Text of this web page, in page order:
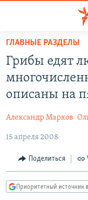
упрощенного
доступа
основному
Вернутся
навигации
Вернутся
поиску
ПРОГРАММЫ
ПОДКАСТЫ
МНЕНИЯ
КУЛЬТУРА
IDEL.РЕАЛИИ
СЕВЕР.РЕАЛИИ
ГЛАВНЫЕ РАЗДЕЛЫ
Грибы едят
описаны на
Александр Марков
15 апреля 2008
Поделиться
Приоритетный источник